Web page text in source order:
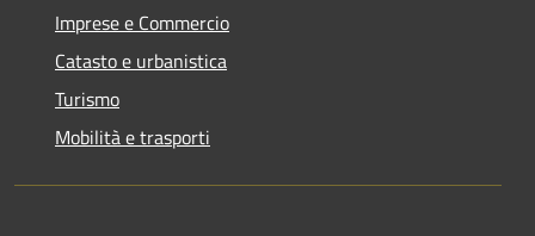
Imprese e Commercio
Catasto e urbanistica
Turismo
Mobilità e trasporti